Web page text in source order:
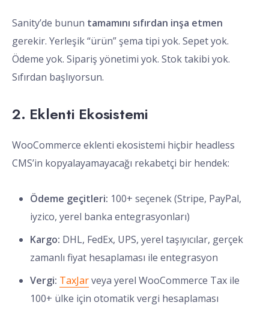
Sanity’de bunun tamamını sıfırdan inşa etmen
gerekir. Yerleşik “ürün” şema tipi yok. Sepet yok.
Ödeme yok. Sipariş yönetimi yok. Stok takibi yok.
Sıfırdan başlıyorsun.
2. Eklenti Ekosistemi
WooCommerce eklenti ekosistemi hiçbir headless
CMS’in kopyalayamayacağı rekabetçi bir hendek:
Ödeme geçitleri: 100+ seçenek (Stripe, PayPal,
iyzico, yerel banka entegrasyonları)
Kargo: DHL, FedEx, UPS, yerel taşıyıcılar, gerçek
zamanlı fiyat hesaplaması ile entegrasyon
Vergi: TaxJarveya yerel WooCommerce Tax ile
100+ ülke için otomatik vergi hesaplaması